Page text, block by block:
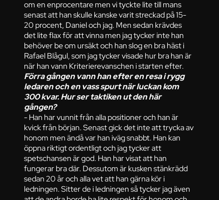
om en enprocentare men vi tyckte lite till mans
senast att han skulle kanske varit streckad på 15-
20 procent, Daniel och jag. Men sedan krävdes
det lite flax för att vinna men jag tycker inte han
behöver be om ursäkt och han slog en bra häst i
Rafael Blågul, som jag tycker visade hur bra han är
när han vann Kriterierevanschen i starten efter.
Förra gången vann han efter en resa i rygg
ledaren och en vass spurt när luckan kom
300 kvar. Hur ser taktiken ut den här
gången?
- Han har vunnit från alla positioner och han är
kvick från början. Senast gick det inte att trycka av
honom men ändå var han iväg snabbt. Han kan
öppna riktigt ordentligt och jag tycker att
spetschansen är god. Han har visat att han
fungerar bra där. Dessutom är kusken stänkrädd
sedan 20 år och alla vet att han gärna kör i
ledningen. Sitter de i ledningen så tycker jag även